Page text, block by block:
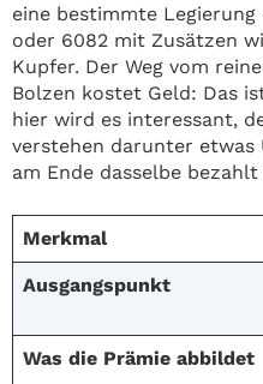
eine bestimmte
oder 6082 mit Zusätzen
Kupfer. Der Weg vom
Bolzen kostet Geld: Das
hier wird es interessant,
verstehen darunter etwas
am Ende dasselbe
Merkmal
Ausgangspunkt
Was die Prämie abbildet